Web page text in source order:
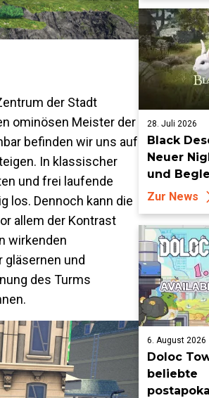
der Stadt
ominösen Meister der
befinden wir uns auf
In klassischer
und frei laufende
los. Dennoch kann die
allem der Kontrast
wirkenden
gläsernen und
des Turms
28. Juli 2026
Black
Neuer
und
Zur News
6. August 2026
Doloc
beliebte